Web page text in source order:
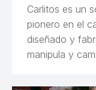
Carlitos es un
pionero en el
diseñado y
manipula y